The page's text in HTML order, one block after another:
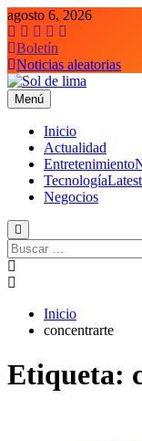
Saltar
al
contenido
agosto 6, 2026
Boletín
Noticias aleatorias
Sol de lima
Menú
Inicio
Actualidad
Entretenimiento
TecnologíaLatest
Negocios
Buscar:
Inicio
concentrarte
Etiqueta: